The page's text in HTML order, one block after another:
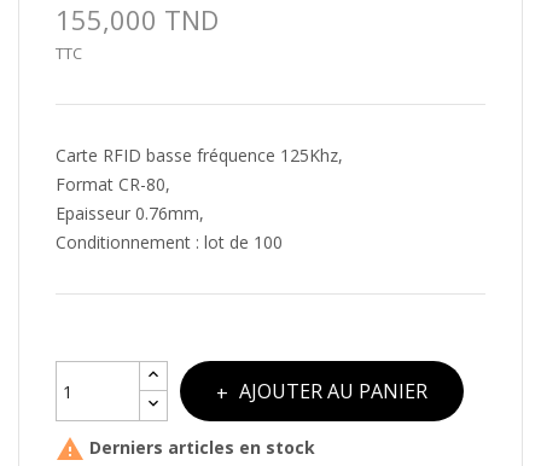
155,000 TND
TTC
Carte RFID basse fréquence 125Khz,
Format CR-80,
Epaisseur 0.76mm,
Conditionnement : lot de 100
AJOUTER AU PANIER
 Derniers articles en stock